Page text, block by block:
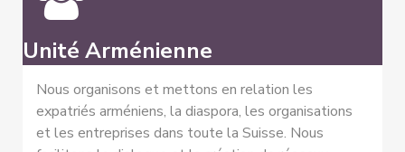
Unité Arménienne
Nous organisons et mettons en relation les
expatriés arméniens, la diaspora, les organisations
et les entreprises dans toute la Suisse. Nous